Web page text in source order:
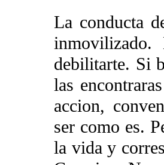
La conducta
debilitarte. Si
las
accion,
ser como es.
la vida y